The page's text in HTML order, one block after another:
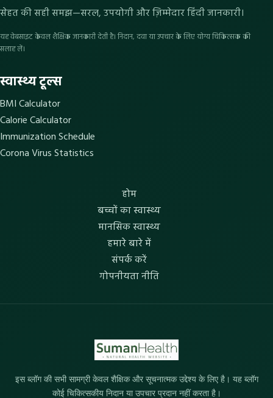
सेहत की सही समझ—सरल, उपयोगी और ज़िम्मेदार हिंदी जानकारी।
यह वेबसाइट केवल शैक्षिक जानकारी देती है। निदान, दवा या उपचार के लिए योग्य चिकित्सक की
सलाह लें।
स्वास्थ्य टूल्स
BMI Calculator
Calorie Calculator
Immunization Schedule
Corona Virus Statistics
होम
बच्चों का स्वास्थ्य
मानसिक स्वास्थ्य
हमारे बारे में
संपर्क करें
गोपनीयता नीति
इस ब्लॉग की सभी सामग्री केवल शैक्षिक और सूचनात्मक उद्देश्य के लिए है। यह ब्लॉग
कोई चिकित्सकीय निदान या उपचार प्रदान नहीं करता है।